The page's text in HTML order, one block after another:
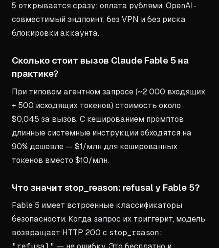
5 открывается сразу: оплата рублями, OpenAI-
совместимый эндпоинт, без VPN и без риска
блокировки аккаунта.
Сколько стоит вызов Claude Fable 5 на
практике?
При типовом агентном запросе (~2 000 входящих
+ 500 исходящих токенов) стоимость около
$0,045 за вызов. С кешированием промптов
длинные системные инструкции обходятся на
90% дешевле — $1/млн для кешированных
токенов вместо $10/млн.
Что значит stop_reason: refusal у Fable 5?
Fable 5 имеет встроенные классификаторы
безопасности. Когда запрос их триггерит, модель
возвращает HTTP 200 с stop_reason: